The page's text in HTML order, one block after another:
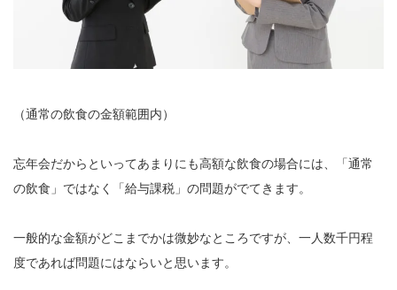
（通常の飲食の金額範囲内）
忘年会だからといってあまりにも高額な飲食の場合には、「通常
の飲食」ではなく「給与課税」の問題がでてきます。
一般的な金額がどこまでかは微妙なところですが、一人数千円程
度であれば問題にはならいと思います。